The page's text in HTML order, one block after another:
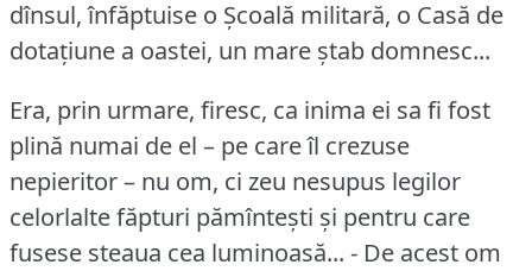
dînsul, înfăptuise o Școală militară, o Casă de
dotațiune a oastei, un mare ștab domnesc...
Era, prin urmare, firesc, ca inima ei sa fi fost
plină numai de el – pe care îl crezuse
nepieritor – nu om, ci zeu nesupus legilor
celorlalte făpturi pămîntești și pentru care
fusese steaua cea luminoasă... - De acest om